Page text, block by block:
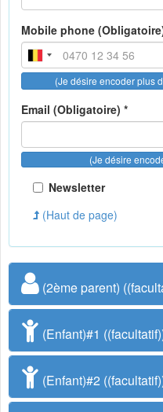
Mobile phone
(Je désire encoder plus
Email (Obligatoire) *
(Je désire
Newsletter
(Haut de page)
(2ème parent)
(Enfant)#1
(Enfant)#2